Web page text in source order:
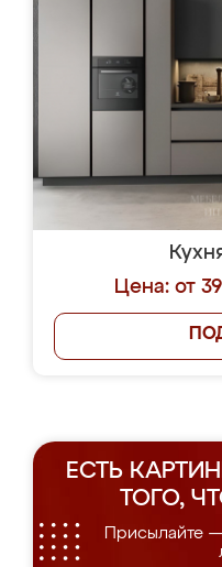
Цена: от
ЕСТЬ
ТОГО,
Присылайте